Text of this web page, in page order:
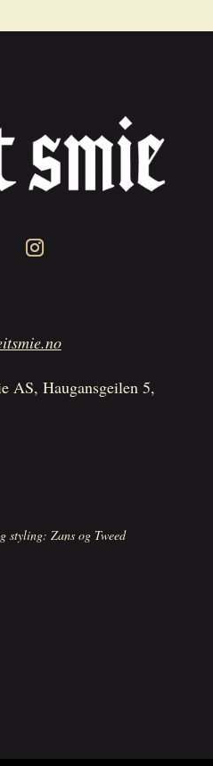
AS, Haugansgeilen 5,
styling: Zans og Tweed